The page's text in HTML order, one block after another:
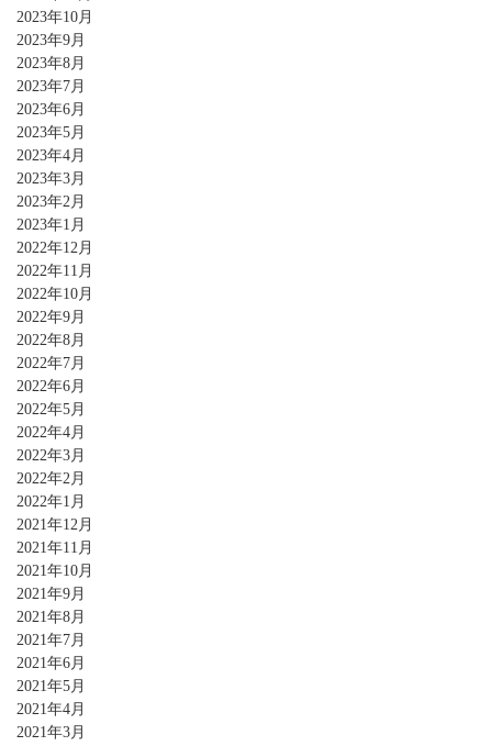
2023年10月
2023年9月
2023年8月
2023年7月
2023年6月
2023年5月
2023年4月
2023年3月
2023年2月
2023年1月
2022年12月
2022年11月
2022年10月
2022年9月
2022年8月
2022年7月
2022年6月
2022年5月
2022年4月
2022年3月
2022年2月
2022年1月
2021年12月
2021年11月
2021年10月
2021年9月
2021年8月
2021年7月
2021年6月
2021年5月
2021年4月
2021年3月